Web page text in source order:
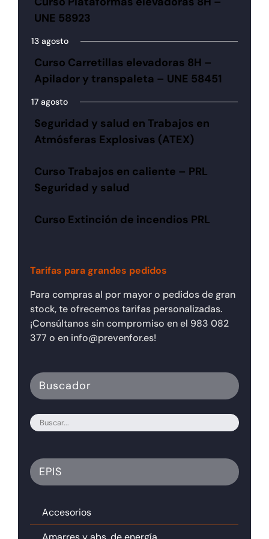
UNE 58923
13 agosto
Curso Carretillas elevadoras 8H –
Apilador y transpaleta – UNE 58451
17 agosto
Seguridad y salud en Trabajos en
Atmósferas Explosivas (ATEX)
Curso Trabajos en caliente – PRL
Seguridad y salud
Curso Extinción de incendios PRL
Tarifas para grandes pedidos
Para compras al por mayor o pedidos de gran
stock, te ofrecemos tarifas personalizadas.
¡Consúltanos sin compromiso en el 983 082
377 o en info@prevenfor.es!
Buscador
EPIS
Accesorios